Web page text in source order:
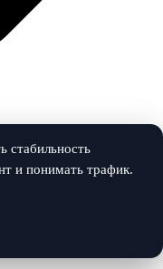
стабильность
и понимать трафик.